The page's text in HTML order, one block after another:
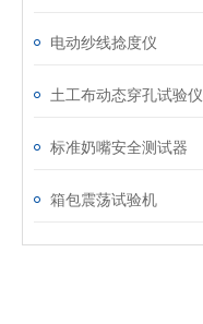
电动纱线捻度仪
土工布动态穿孔试验仪
标准奶嘴安全测试器
箱包震荡试验机